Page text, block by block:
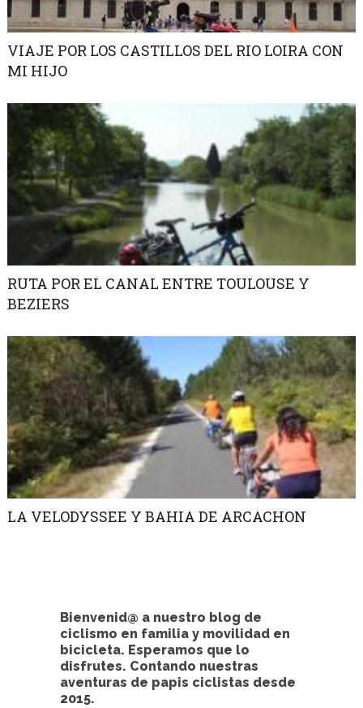
VIAJE POR LOS CASTILLOS DEL RIO LOIRA CON
MI HIJO
RUTA POR EL CANAL ENTRE TOULOUSE Y
BEZIERS
LA VELODYSSEE Y BAHIA DE ARCACHON
Bienvenid@ a nuestro blog de
ciclismo en familia y movilidad en
bicicleta. Esperamos que lo
disfrutes. Contando nuestras
aventuras de papis ciclistas desde
2015.